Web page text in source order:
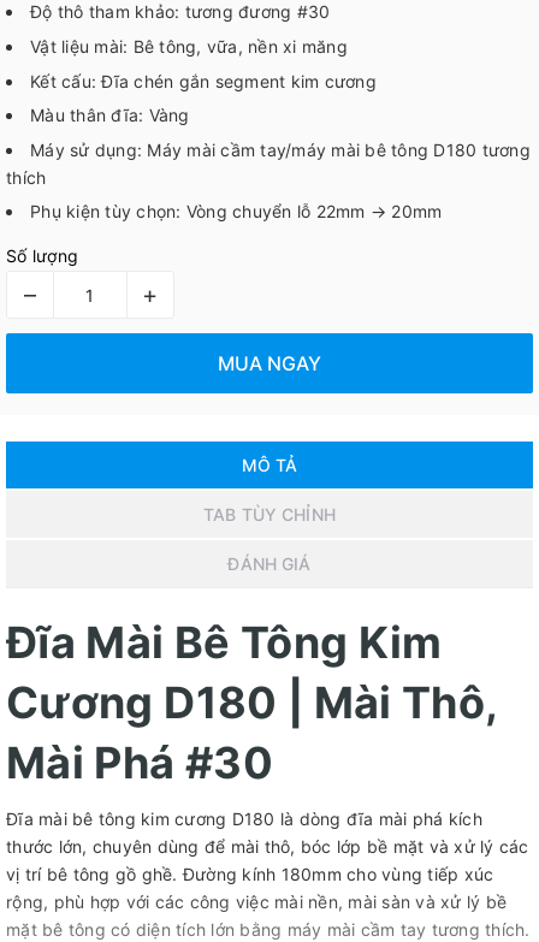
Độ thô tham khảo: tương đương #30
Vật liệu mài: Bê tông, vữa, nền xi măng
Kết cấu: Đĩa chén gắn segment kim cương
Màu thân đĩa: Vàng
Máy sử dụng: Máy mài cầm tay/máy mài bê tông D180 tương
thích
Phụ kiện tùy chọn: Vòng chuyển lỗ 22mm → 20mm
Số lượng
– +
MUA NGAY
MÔ TẢ
TAB TÙY CHỈNH
ĐÁNH GIÁ
Đĩa Mài Bê Tông Kim
Cương D180 | Mài Thô,
Mài Phá #30
Đĩa mài bê tông kim cương D180 là dòng đĩa mài phá kích
thước lớn, chuyên dùng để mài thô, bóc lớp bề mặt và xử lý các
vị trí bê tông gồ ghề. Đường kính 180mm cho vùng tiếp xúc
rộng, phù hợp với các công việc mài nền, mài sàn và xử lý bề
mặt bê tông có diện tích lớn bằng máy mài cầm tay tương thích.